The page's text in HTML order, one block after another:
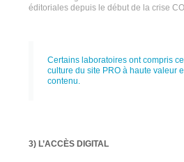
éditoriales depuis le début de la crise
Certains laboratoires ont compris
culture du site PRO à haute valeur
contenu.
3) L’ACCÈS DIGITAL